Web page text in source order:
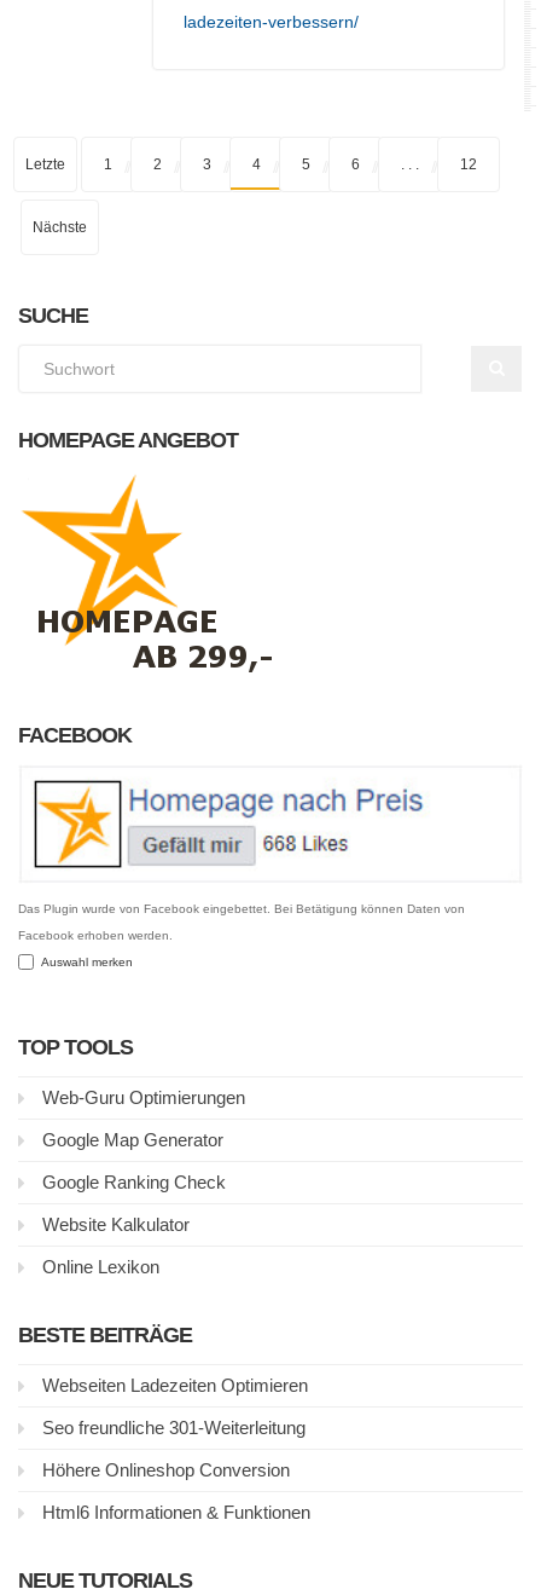
ladezeiten-verbessern/
Letzte 1 2 3 4 5 6 12
Nächste
SUCHE
HOMEPAGE ANGEBOT
FACEBOOK
Das Plugin wurde von Facebook eingebettet. Bei Betätigung können Daten von
Facebook erhoben werden.
Auswahl merken
TOP TOOLS
Web-Guru Optimierungen
Google Map Generator
Google Ranking Check
Website Kalkulator
Online Lexikon
BESTE BEITRÄGE
Webseiten Ladezeiten Optimieren
Seo freundliche 301-Weiterleitung
Höhere Onlineshop Conversion
Html6 Informationen & Funktionen
NEUE TUTORIALS